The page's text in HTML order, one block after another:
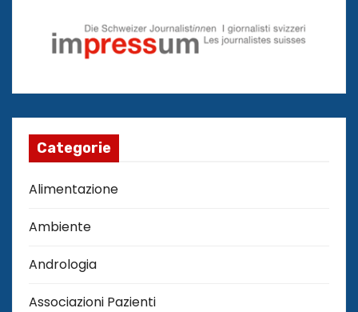
Categorie
Alimentazione
Ambiente
Andrologia
Associazioni Pazienti